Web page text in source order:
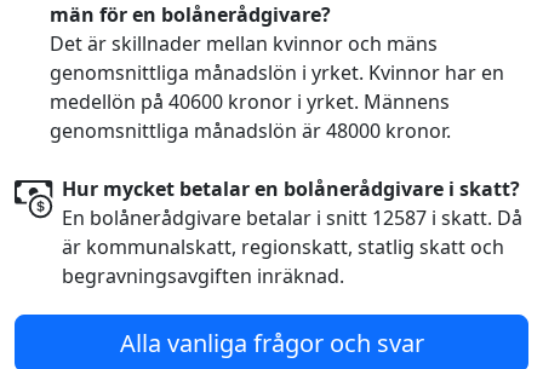
män för en bolånerådgivare?
Det är skillnader mellan kvinnor och mäns
genomsnittliga månadslön i yrket. Kvinnor har en
medellön på 40600 kronor i yrket. Männens
genomsnittliga månadslön är 48000 kronor.
Hur mycket betalar en bolånerådgivare i skatt?
En bolånerådgivare betalar i snitt 12587 i skatt. Då
är kommunalskatt, regionskatt, statlig skatt och
begravningsavgiften inräknad.
Alla vanliga frågor och svar